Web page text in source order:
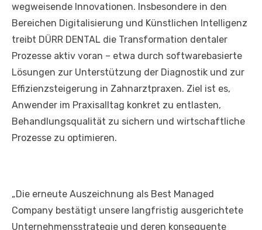
wegweisende Innovationen. Insbesondere in den
Bereichen Digitalisierung und Künstlichen Intelligenz
treibt DÜRR DENTAL die Transformation dentaler
Prozesse aktiv voran – etwa durch softwarebasierte
Lösungen zur Unterstützung der Diagnostik und zur
Effizienzsteigerung in Zahnarztpraxen. Ziel ist es,
Anwender im Praxisalltag konkret zu entlasten,
Behandlungsqualität zu sichern und wirtschaftliche
Prozesse zu optimieren.
„Die erneute Auszeichnung als Best Managed
Company bestätigt unsere langfristig ausgerichtete
Unternehmensstrategie und deren konsequente